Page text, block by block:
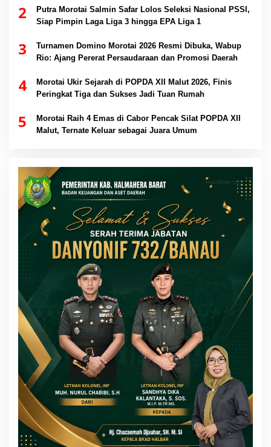
2
Putra Morotai Salmin Safar Lolos Seleksi Nasional PSSI,
Siap Pimpin Laga Liga 3 hingga EPA Liga 1
3
Turnamen Domino Morotai 2026 Resmi Dibuka, Wabup
Rio: Ajang Pererat Persaudaraan dan Promosi Daerah
4
Morotai Ukir Sejarah di POPDA XII Malut 2026, Finis
Peringkat Tiga dan Sukses Jadi Tuan Rumah
5
Morotai Raih 4 Emas di Cabor Pencak Silat POPDA XII
Malut, Ternate Keluar sebagai Juara Umum